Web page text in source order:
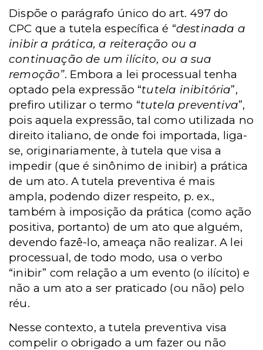
Dispõe o parágrafo único do art. 497 do
CPC que a tutela específica é “destinada a
inibir a prática, a reiteração ou a
continuação de um ilícito, ou a sua
remoção”. Embora a lei processual tenha
optado pela expressão “tutela inibitória”,
prefiro utilizar o termo “tutela preventiva”,
pois aquela expressão, tal como utilizada no
direito italiano, de onde foi importada, liga-
se, originariamente, à tutela que visa a
impedir (que é sinônimo de inibir) a prática
de um ato. A tutela preventiva é mais
ampla, podendo dizer respeito, p. ex.,
também à imposição da prática (como ação
positiva, portanto) de um ato que alguém,
devendo fazê-lo, ameaça não realizar. A lei
processual, de todo modo, usa o verbo
“inibir” com relação a um evento (o ilícito) e
não a um ato a ser praticado (ou não) pelo
réu.
Nesse contexto, a tutela preventiva visa
compelir o obrigado a um fazer ou não